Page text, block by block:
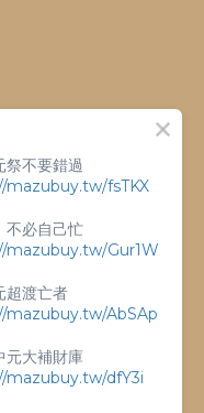
午6點
238號
祭不要錯過
mazubuy.tw/fsTKX
不必自己忙
mazubuy.tw/Gur1W
超渡亡者
mazubuy.tw/AbSAp
元大補財庫
mazubuy.tw/dfY3i